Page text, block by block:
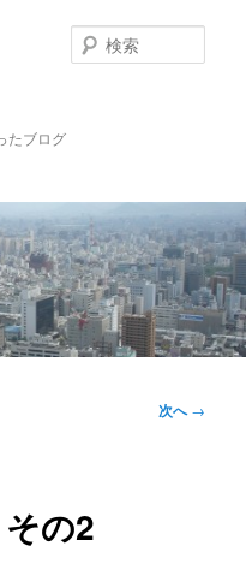
たブログ
索
次へ→
の2